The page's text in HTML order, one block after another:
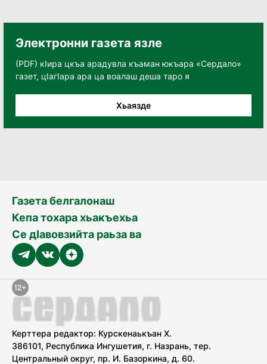
Электронни газета язле
(PDF) кӀира цкъа арадувла къаман юкъара «Сердало»
газет, цӀагӀара ара ца воалаш деша таро я
Хьаязде
Газета белгалонаш
Кепа тохара хьакъехьа
Се дӀавовзийта раьза ва
Керттера редактор: Курскенаькъан Х.
386101, Республика Ингушетия, г. Назрань, тер.
Центральный округ, пр. И. Базоркина, д. 60.